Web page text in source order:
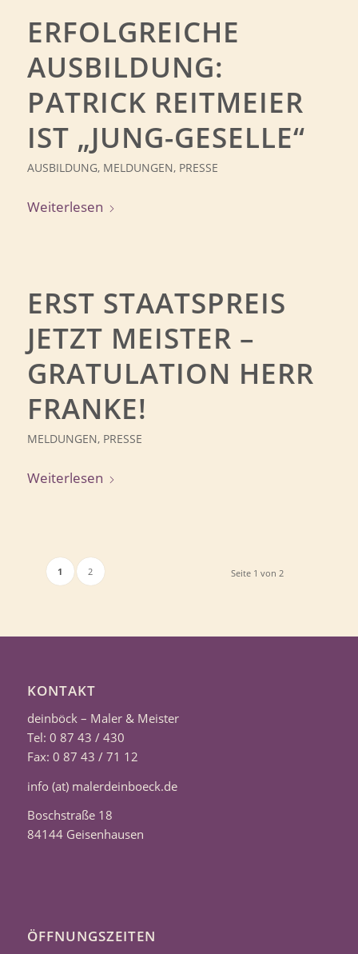
ERFOLGREICHE
AUSBILDUNG:
PATRICK REITMEIER
IST „JUNG-GESELLE“
AUSBILDUNG, MELDUNGEN, PRESSE
Weiterlesen
ERST STAATSPREIS
JETZT MEISTER –
GRATULATION HERR
FRANKE!
MELDUNGEN, PRESSE
Weiterlesen
Seite 1 von 2
1 2
KONTAKT
deinböck – Maler & Meister
Tel: 0 87 43 / 430
Fax: 0 87 43 / 71 12
info (at) malerdeinboeck.de
Boschstraße 18
84144 Geisenhausen
ÖFFNUNGSZEITEN